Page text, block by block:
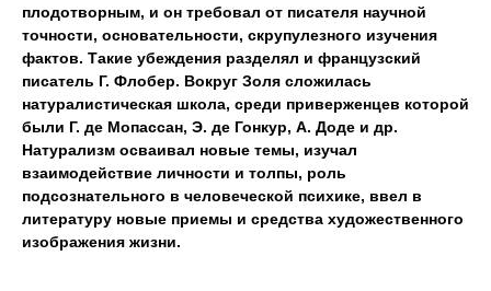
плодотворным, и он требовал от писателя научной
точности, основательности, скрупулезного изучения
фактов. Такие убеждения разделял и французский
писатель Г. Флобер. Вокруг Золя сложилась
натуралистическая школа, среди приверженцев которой
были Г. де Мопассан, Э. де Гонкур, А. Доде и др.
Натурализм осваивал новые темы, изучал
взаимодействие личности и толпы, роль
подсознательного в человеческой психике, ввел в
литературу новые приемы и средства художественного
изображения жизни.